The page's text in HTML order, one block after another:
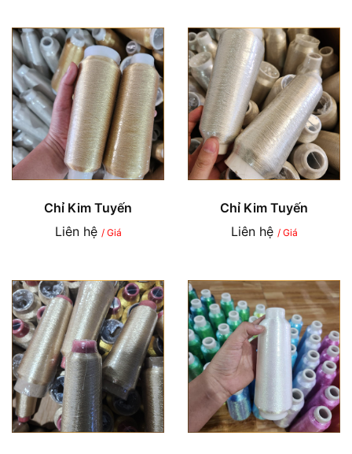
Chỉ Kim Tuyến
Liên hệ / Giá
Chỉ Kim Tuyến
Liên hệ / Giá